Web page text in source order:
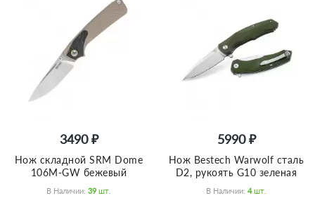
3490 ₽
Нож складной SRM Dome
106M-GW бежевый
В Наличии: 39 Шт.
5990 ₽
Нож Bestech Warwolf сталь
D2, рукоять G10 зеленая
В Наличии: 4 Шт.